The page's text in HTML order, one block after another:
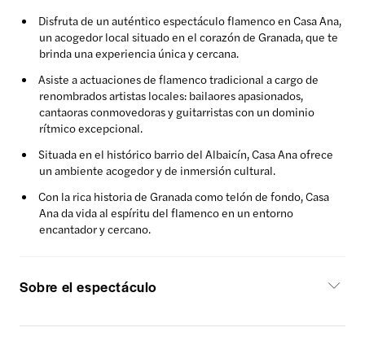
Disfruta de un auténtico espectáculo flamenco en Casa Ana,
un acogedor local situado en el corazón de Granada, que te
brinda una experiencia única y cercana.
Asiste a actuaciones de flamenco tradicional a cargo de
renombrados artistas locales: bailaores apasionados,
cantaoras conmovedoras y guitarristas con un dominio
rítmico excepcional.
Situada en el histórico barrio del Albaicín, Casa Ana ofrece
un ambiente acogedor y de inmersión cultural.
Con la rica historia de Granada como telón de fondo, Casa
Ana da vida al espíritu del flamenco en un entorno
encantador y cercano.
Sobre el espectáculo